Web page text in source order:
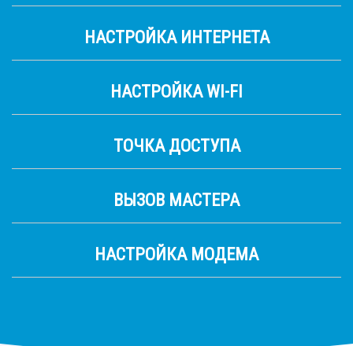
НАСТРОЙКА ИНТЕРНЕТА
НАСТРОЙКА WI-FI
ТОЧКА ДОСТУПА
ВЫЗОВ МАСТЕРА
НАСТРОЙКА МОДЕМА